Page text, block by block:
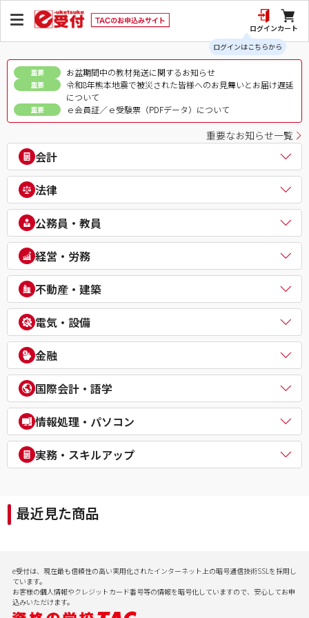
ログイン
ログインはこちらから
カート
重要 お盆期間中の教材発送に関するお知らせ
重要
令和8年熊本地震で被災された皆様へのお見舞いとお届け遅延
について
重要 ｅ会員証／ｅ受験票（PDFデータ）について
重要なお知らせ一覧
会計
公認会計士
税理士
簿記検定（日商・全経上級）
ビジネス会計検定®
建設業経理士検定
IPO実務検定
財務報告実務検定
経理・財務スキル検定（FASS）
簿記チャンピオン大会
法律
司法書士
行政書士
弁理士
通関士
ビジネス実務法務検定試験®
知的財産管理技能検定®
公務員・教員
公務員（地方上級・市役所・国家一般職）
理系公務員（技術職）
公務員（心理系）
警察官・消防官
公務員（国家総合職）
公務員（外交官 (外務省専門職)）
公務員（経験者採用・氷河期採用）
教員採用試験
教員資格認定試験
経営・労務
社会保険労務士
衛生管理者
中小企業診断士
ビジネスマネジャー検定試験®
統計検定®/ビジネス数学検定・数学検定・算数検定
企業経営アドバイザー
ＤＸ経営アドバイザー
経営承継アドバイザー
事業再生士補
不動産・建築
不動産鑑定士
宅地建物取引士
建築士
１級建築施工管理技士
マンション管理士／管理業務主任者
賃貸不動産経営管理士
１級土木施工管理技士
電気・設備
電気主任技術者（電験二種／三種）
電気工事士
危険物取扱者
消防設備士
１級電気工事施工管理技士
第三種冷凍機械責任者
二級ボイラー技士
金融
FP（ファイナンシャルプランナー）
証券アナリスト
CFA®
証券外務員
プライベートバンカー(PB)
DCプランナー
貸金業務取扱主任者
国際会計・語学
米国公認会計士（USCPA）
米国税理士（EA）
米国公認管理会計士（USCMA）
公認内部監査人（CIA）
TOEIC® L&R TEST対策講座
情報処理・パソコン
情報処理
パソコンスクール（パソコンビジネススキル・MOS・VBA・Jav
実務・スキルアップ
病院経営実務
社会保険労務士実務
記憶力（アクティブ・ブレイン）
会計実務
最近見た商品
e受付は、現在最も信頼性の高い実用化されたインターネット上の暗号通信技術SSLを採用し
ています。
お客様の個人情報やクレジットカード番号等の情報を暗号化していますので、安心してお申
込みいただけます。